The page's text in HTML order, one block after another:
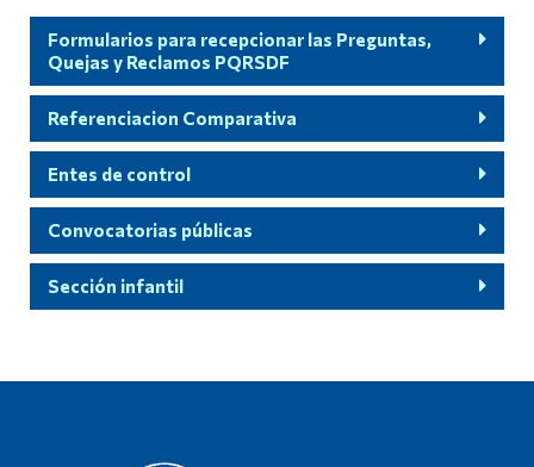
Formularios para recepcionar las Preguntas,
Quejas y Reclamos PQRSDF
Referenciacion Comparativa
Entes de control
Convocatorias públicas
Sección infantil